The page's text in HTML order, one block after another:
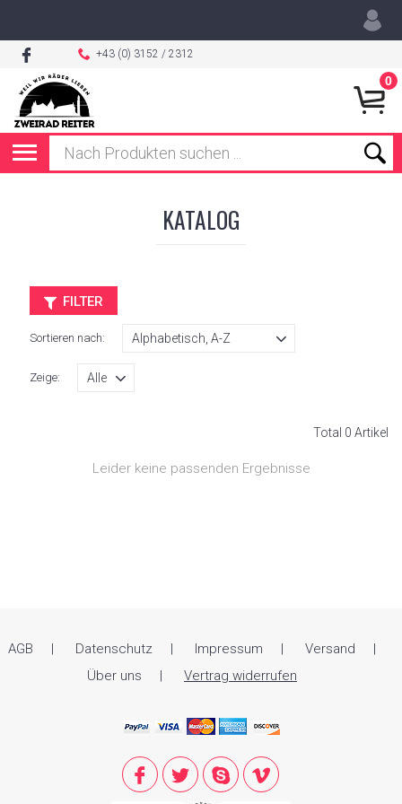
+43 (0) 3152 / 2312
0
KATALOG
FILTER
Sortieren nach:
Zeige:
Total 0 Artikel
Leider keine passenden Ergebnisse
AGB Datenschutz Impressum
Versand
Über uns
Vertrag widerrufen